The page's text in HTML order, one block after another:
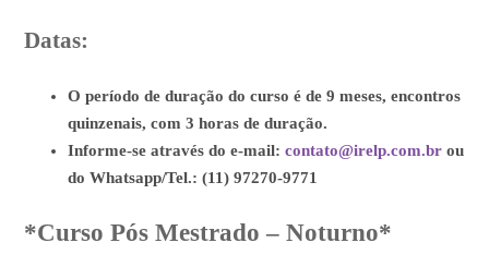
Datas:
O período de duração do curso é de 9 meses, encontros
quinzenais, com 3 horas de duração.
Informe-se através do e-mail: contato@irelp.com.br ou
do Whatsapp/Tel.: (11) 97270-9771
*Curso Pós Mestrado – Noturno*